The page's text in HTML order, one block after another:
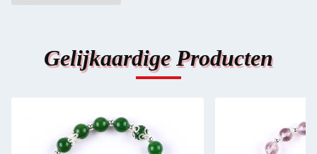
Gelijkaardige Producten